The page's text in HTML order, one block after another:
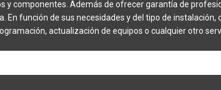
y componentes. Además de ofrecer garantía de
función de sus necesidades y del tipo de
actualización de equipos o cualquier otro